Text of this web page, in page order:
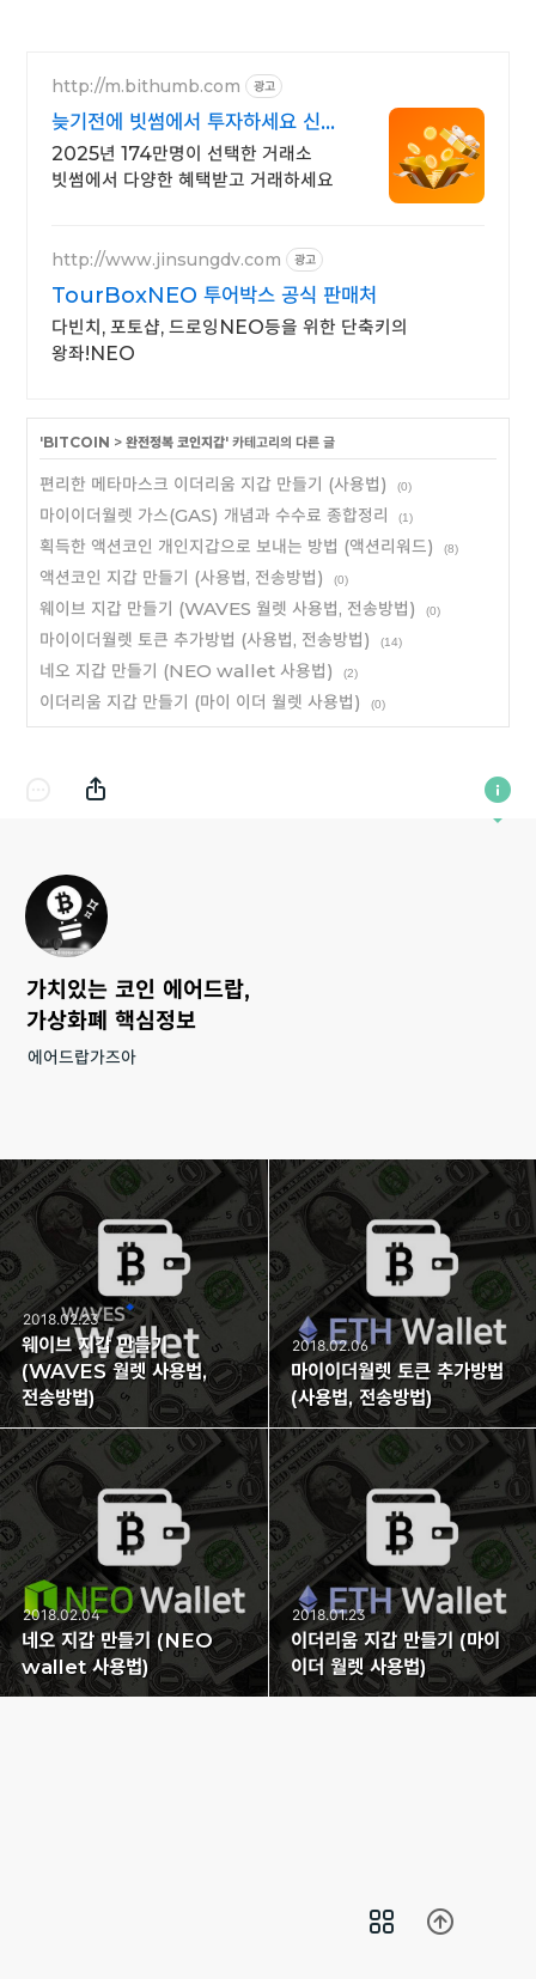
http://m.bithumb.com 광고
늦기전에 빗썸에서 투자하세요 신규
가입 시 5만원 혜택
2025년 174만명이 선택한 거래소
빗썸에서 다양한 혜택받고 거래하세요
http://www.jinsungdv.com 광고
TourBoxNEO 투어박스 공식 판매처
다빈치, 포토샵, 드로잉NEO등을 위한 단축키의
왕좌!NEO
'BITCOIN > 완전정복 코인지갑' 카테고리의 다른 글
편리한 메타마스크 이더리움 지갑 만들기 (사용법) (0)
마이이더월렛 가스(GAS) 개념과 수수료 종합정리 (1)
획득한 액션코인 개인지갑으로 보내는 방법 (액션리워드) (8)
액션코인 지갑 만들기 (사용법, 전송방법) (0)
웨이브 지갑 만들기 (WAVES 월렛 사용법, 전송방법) (0)
마이이더월렛 토큰 추가방법 (사용법, 전송방법) (14)
네오 지갑 만들기 (NEO wallet 사용법) (2)
이더리움 지갑 만들기 (마이 이더 월렛 사용법) (0)
가치있는 코인 에어드랍,
가상화폐 핵심정보
에어드랍가즈아
2018.02.23
웨이브 지갑 만들기
(WAVES 월렛 사용법,
전송방법)
2018.02.06
마이이더월렛 토큰 추가방법
(사용법, 전송방법)
2018.02.04
네오 지갑 만들기 (NEO
wallet 사용법)
2018.01.23
이더리움 지갑 만들기 (마이
이더 월렛 사용법)